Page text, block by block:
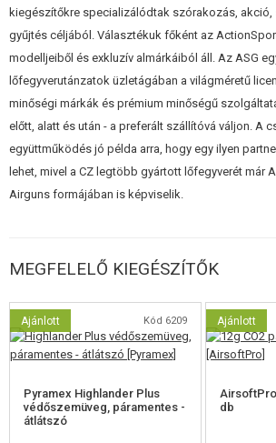
Ez a karcsú pisztoly kockásfa utánzatú
kerettel rendelkezik a klasszikus 1911-es
Gravírozott cső
Eredeti jelölések
Továbbfejlesztett kezelőszervek
Novak célzókészülék
Állítható Hop-Up
kiegészítőkre specializálódtak szórakozás,
gyűjtés céljából. Választékuk főként az
modelljeiből és exkluzív almárkáiból áll. Az ASG
lőfegyverutánzatok üzletágában a világméretű
minőségi márkák és prémium minőségű
előtt, alatt és után - a preferált szállítóvá váljon. A
együttműködés jó példa arra, hogy egy ilyen
lehet, mivel a CZ legtöbb gyártott lőfegyverét már
Airguns formájában is képviselik.
MEGFELELŐ KIEGÉSZÍTŐK
Ajánlott Kód 6209
Pyramex Highlander Plus
védőszemüveg, páramentes -
átlátszó
Ajánlott
db